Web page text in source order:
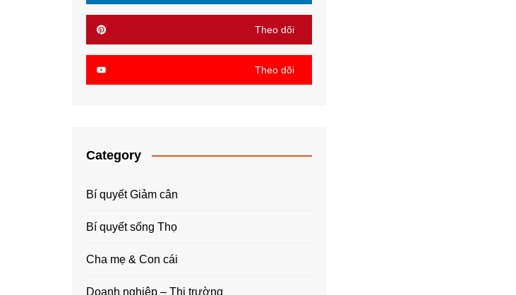
Theo dõi
Theo dõi
Category
Bí quyết Giảm cân
Bí quyết sống Thọ
Cha mẹ & Con cái
Doanh nghiệp – Thị trường